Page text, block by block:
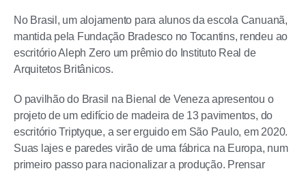
No Brasil, um alojamento para alunos da escola Canuanã,
mantida pela Fundação Bradesco no Tocantins, rendeu ao
escritório Aleph Zero um prêmio do Instituto Real de
Arquitetos Britânicos.
O pavilhão do Brasil na Bienal de Veneza apresentou o
projeto de um edifício de madeira de 13 pavimentos, do
escritório Triptyque, a ser erguido em São Paulo, em 2020.
Suas lajes e paredes virão de uma fábrica na Europa, num
primeiro passo para nacionalizar a produção. Prensar